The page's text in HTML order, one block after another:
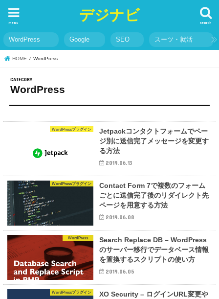
デジナビ search
menu
WordPress Google SEO スーツ・就活
HOME WordPress
WordPress
WordPressプラグイン
Jetpackコンタクトフォームでペー
ジ別に送信完了メッセージを変更す
る方法
2019.06.13
WordPressプラグイン
Contact Form 7で複数のフォーム
ごとに送信完了後のリダイレクト先
ページを用意する方法
2019.06.08
WordPress
Search Replace DB – WordPress
のサーバー移行でデータベース情報
を置換するスクリプトの使い方
2019.06.05
WordPressプラグイン
XO Security – ログインURL変更や